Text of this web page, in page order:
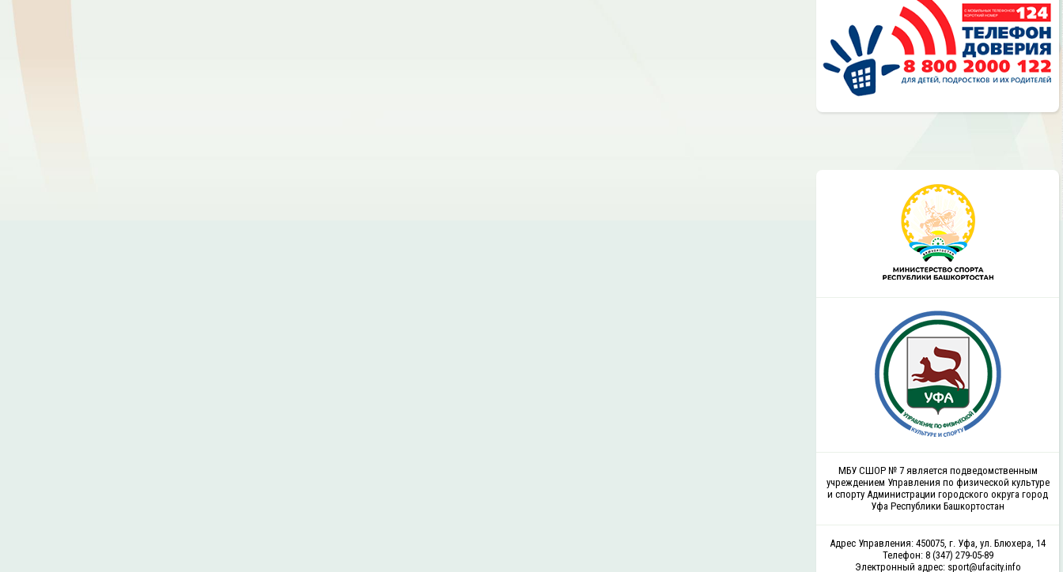
МБУ СШОР № 7 является подведомственным
учреждением Управления по физической культуре
и спорту Администрации городского округа город
Уфа Республики Башкортостан
Адрес Управления: 450075, г. Уфа, ул. Блюхера, 14
Телефон: 8 (347) 279-05-89
Электронный адрес: sport@ufacity.info